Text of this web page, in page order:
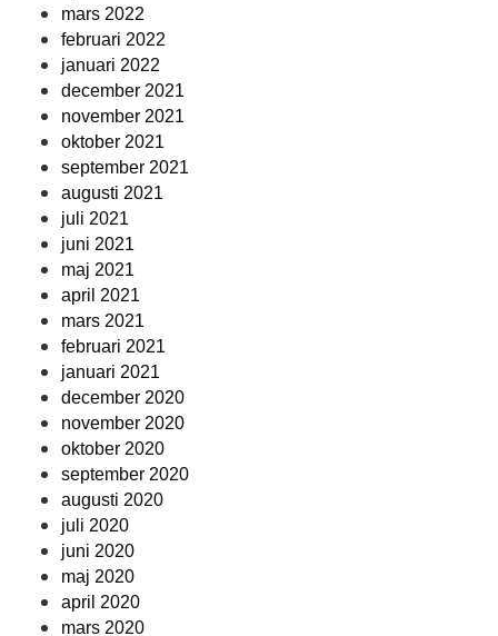
mars 2022
februari 2022
januari 2022
december 2021
november 2021
oktober 2021
september 2021
augusti 2021
juli 2021
juni 2021
maj 2021
april 2021
mars 2021
februari 2021
januari 2021
december 2020
november 2020
oktober 2020
september 2020
augusti 2020
juli 2020
juni 2020
maj 2020
april 2020
mars 2020